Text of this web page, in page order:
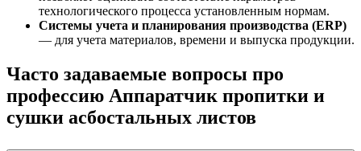
технологического процесса установленным нормам.
Системы учета и планирования производства (ERP)
— для учета материалов, времени и выпуска продукции.
Часто задаваемые вопросы про
профессию Аппаратчик пропитки и
сушки асбостальных листов